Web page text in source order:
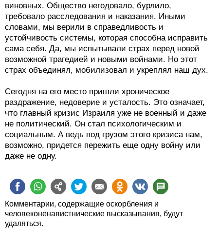
виновных. Общество негодовало, бурлило,
требовало расследования и наказания. Иными
словами, мы верили в справедливость и
устойчивость системы, которая способна исправить
сама себя. Да, мы испытывали страх перед новой
возможной трагедией и новыми войнами. Но этот
страх объединял, мобилизовал и укреплял наш дух.
Сегодня на его место пришли хроническое
раздражение, недоверие и усталость. Это означает,
что главный кризис Израиля уже не военный и даже
не политический. Он стал психологическим и
социальным. А ведь под грузом этого кризиса нам,
возможно, придется пережить еще одну войну или
даже не одну.
Комментарии, содержащие оскорбления и
человеконенавистнические высказывания, будут
удаляться.